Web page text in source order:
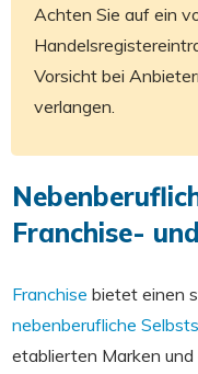
Achten Sie auf ein
Vorsicht bei
verlangen.
Franchise-
Franchise bietet einen
nebenberufliche
etablierten Marken